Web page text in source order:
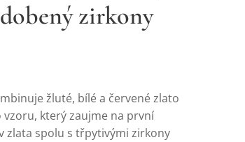
zirkony
žluté, bílé a červené zlato
který zaujme na první
zlata spolu s třpytivými zirkony